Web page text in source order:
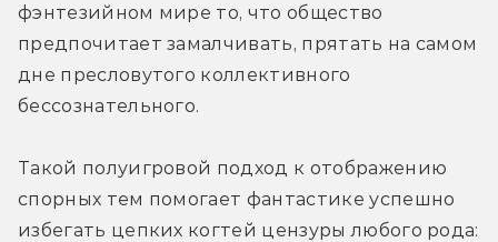
фэнтезийном мире то, что общество
предпочитает замалчивать, прятать на самом
дне пресловутого коллективного
бессознательного.
Такой полуигровой подход к отображению
спорных тем помогает фантастике успешно
избегать цепких когтей цензуры любого рода: